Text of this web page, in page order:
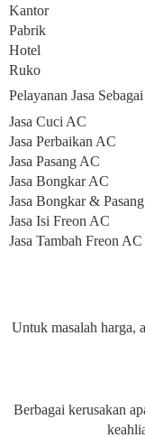
Kantor
Pabrik
Hotel
Ruko
Pelayanan Jasa
Jasa Cuci AC
Jasa Perbaikan AC
Jasa Pasang AC
Jasa Bongkar AC
Jasa Bongkar &
Jasa Isi Freon AC
Jasa Tambah Freon AC
Untuk masalah harga,
Berbagai kerusakan